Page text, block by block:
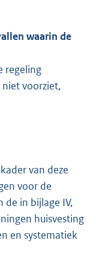
waarin de
regeling
voorziet,
van deze
voor de
de in bijlage IV,
huisvesting
en systematiek